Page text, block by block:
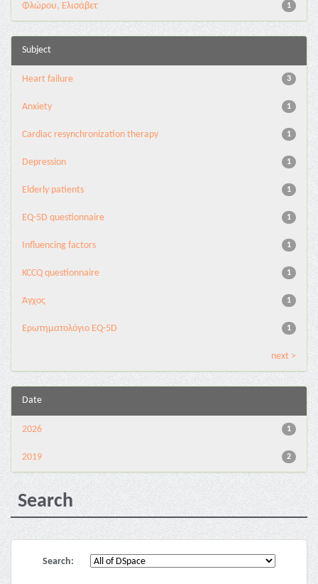
1
Φλώρου, Ελισάβετ
Subject
3
Heart failure
1
Anxiety
1
Cardiac resynchronization therapy
1
Depression
1
Elderly patients
1
EQ-5D questionnaire
1
Influencing factors
1
KCCQ questionnaire
1
Άγχος
1
Ερωτηματολόγιο EQ-5D
next >
Date
1
2026
2
2019
Search
Search: